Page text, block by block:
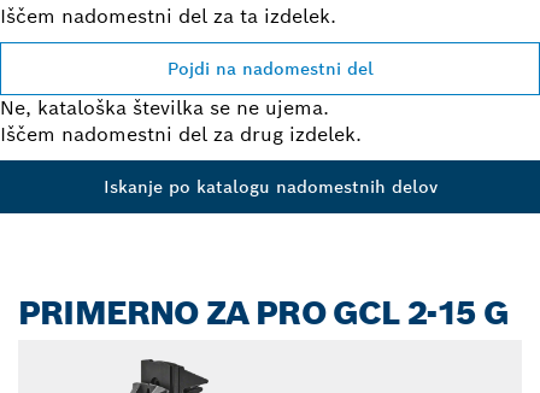
Iščem nadomestni del za ta izdelek.
Pojdi na nadomestni del
Ne, kataloška številka se ne ujema.
Iščem nadomestni del za drug izdelek.
Iskanje po katalogu nadomestnih delov
PRIMERNO ZA PRO GCL 2-15 G